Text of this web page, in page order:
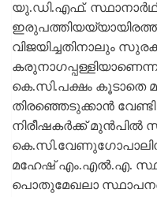
യു.ഡി.എഫ്.
വിജയിച്ചതിനാലും
കെ.സി.പക്ഷം കൂടാതെ
തിരഞ്ഞെടുക്കാൻ
നിരീഷകർക്ക് മുൻപിൽ
മഹേഷ് എം.എൽ.എ.
പൊതുമേഖലാ